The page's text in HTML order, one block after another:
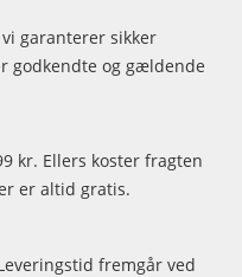
garanterer sikker
godkendte og gældende
kr. Ellers koster fragten
er altid gratis.
fremgår ved